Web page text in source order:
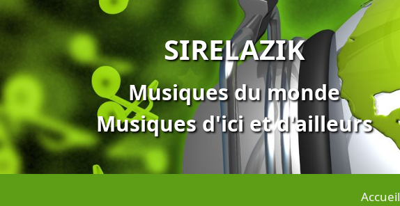
SIRELAZIK
Musiques du monde
Musiques d'ici et d'ailleurs
Accueil